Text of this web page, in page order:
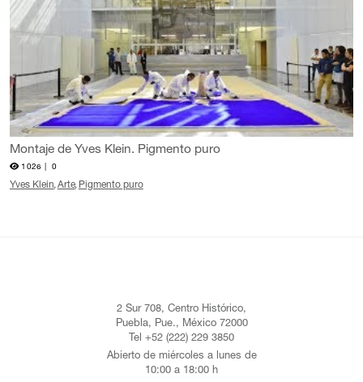
Montaje de Yves Klein. Pigmento puro
1026 | 0
Yves Klein Arte Pigmento puro
2 Sur 708, Centro Histórico,
Puebla, Pue., México 72000
Tel +52 (222) 229 3850
Abierto de miércoles a lunes de
10:00 a 18:00 h